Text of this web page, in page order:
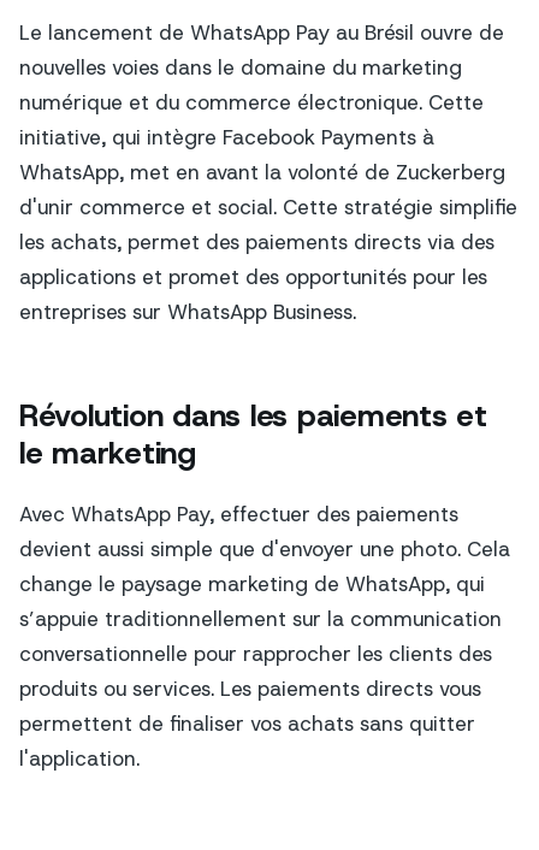
Le lancement de WhatsApp Pay au Brésil ouvre de
nouvelles voies dans le domaine du marketing
numérique et du commerce électronique. Cette
initiative, qui intègre Facebook Payments à
WhatsApp, met en avant la volonté de Zuckerberg
d'unir commerce et social. Cette stratégie simplifie
les achats, permet des paiements directs via des
applications et promet des opportunités pour les
entreprises sur WhatsApp Business.
Révolution dans les paiements et
le marketing
Avec WhatsApp Pay, effectuer des paiements
devient aussi simple que d'envoyer une photo. Cela
change le paysage marketing de WhatsApp, qui
s’appuie traditionnellement sur la communication
conversationnelle pour rapprocher les clients des
produits ou services. Les paiements directs vous
permettent de finaliser vos achats sans quitter
l'application.